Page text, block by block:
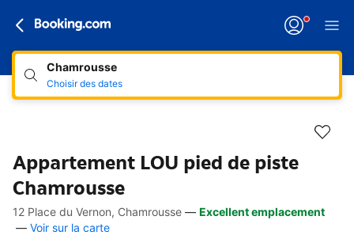
Chamrousse
Choisir des dates
Appartement LOU pied de piste
Chamrousse
Accès rapides
Aller à la description
Aller aux équipements
Aller aux hébergements
Aller aux conditions
12 Place du Vernon, Chamrousse — Excellent emplacement
— Voir sur la carte